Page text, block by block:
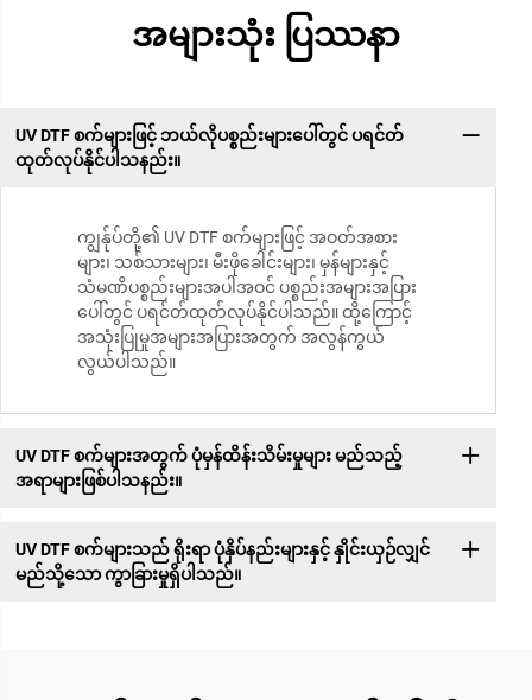
အများသုံး ပြဿနာ
UV DTF စက်များဖြင့် ဘယ်လိုပစ္စည်းများပေါ်တွင် ပရင်တ်
ထုတ်လုပ်နိုင်ပါသနည်း။
ကျွန်ုပ်တို့၏ UV DTF စက်များဖြင့် အဝတ်အစား
များ၊ သစ်သားများ၊ မီးဖိုခေါင်းများ၊ မှန်များနှင့်
သံမဏိပစ္စည်းများအပါအဝင် ပစ္စည်းအများအပြား
ပေါ်တွင် ပရင်တ်ထုတ်လုပ်နိုင်ပါသည်။ ထို့ကြောင့်
အသုံးပြုမှုအများအပြားအတွက် အလွန်ကွယ်
လွယ်ပါသည်။
UV DTF စက်များအတွက် ပုံမှန်ထိန်းသိမ်းမှုများ မည်သည့်
အရာများဖြစ်ပါသနည်း။
UV DTF စက်များသည် ရိုးရာ ပုံနှိပ်နည်းများနှင့် နှိုင်းယှဉ်လျှင်
မည်သို့သော ကွာခြားမှုရှိပါသည်။